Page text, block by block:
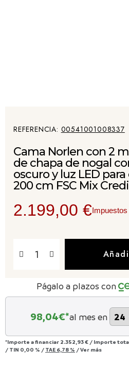
REFERENCIA 00541001008337
Cama Norlen con 2
de chapa de nogal
oscuro y luz LED
200 cm FSC Mix
2.199,00 €
Págalo a plazos con
98,04€*al mes en
*Importe a financiar 2.352,93 € / Importe
/ TIN 0,00 % / TAE 6,78 % /Ver más